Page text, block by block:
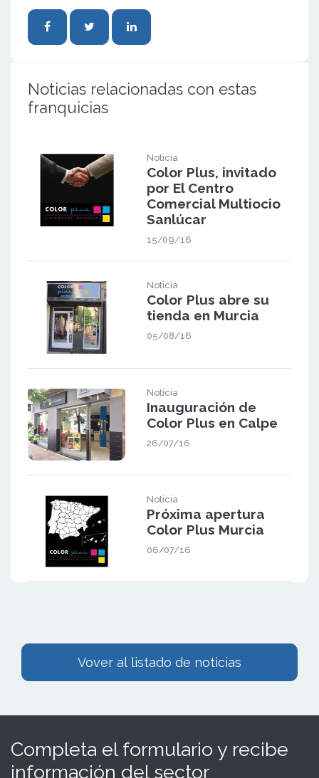
Noticias relacionadas con estas
franquicias
Noticia
Color Plus, invitado
por El Centro
Comercial Multiocio
Sanlúcar
15/09/16
Noticia
Color Plus abre su
tienda en Murcia
05/08/16
Noticia
Inauguración de
Color Plus en Calpe
26/07/16
Noticia
Próxima apertura
Color Plus Murcia
06/07/16
Vover al listado de noticias
Completa el formulario y recibe
información del sector